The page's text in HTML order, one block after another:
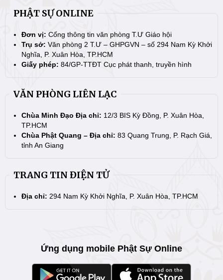
PHẬT SỰ ONLINE
Đơn vị: Cổng thông tin văn phòng T.Ư Giáo hội
Trụ sở: Văn phòng 2 T.Ư – GHPGVN – số 294 Nam Kỳ Khởi
Nghĩa, P. Xuân Hòa, TP.HCM
Giấy phép: 84/GP-TTĐT Cục phát thanh, truyền hình
VĂN PHÒNG LIÊN LẠC
Chùa Minh Đạo Địa chỉ: 12/3 BIS Kỳ Đồng, P. Xuân Hòa,
TP.HCM
Chùa Phật Quang – Địa chỉ: 83 Quang Trung, P. Rạch Giá,
tỉnh An Giang
TRANG TIN ĐIỆN TỬ
Địa chỉ: 294 Nam Kỳ Khởi Nghĩa, P. Xuân Hòa, TP.HCM
Ứng dụng mobile Phật Sự Online